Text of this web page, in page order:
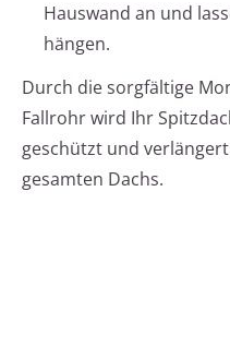
Hauswand an und
hängen.
Durch die sorgfältige
Fallrohr wird Ihr
geschützt und
gesamten Dachs.